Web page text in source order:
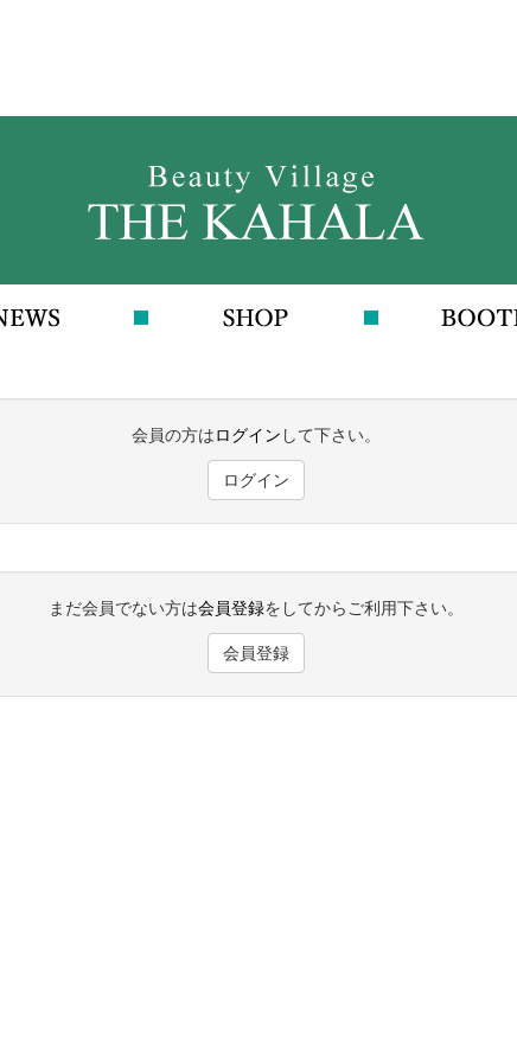
会員の方はログイン して下さい。
ログイン
まだ会員でない方は会員登録をしてからご利用下さい。
会員登録